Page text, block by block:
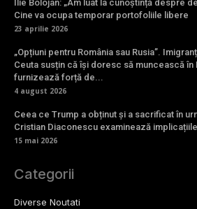
Ilie Bolojan: „Am luat la cunoștință despre
Cine va ocupa temporar portofoliile libere
23 aprilie 2026
„Opțiuni pentru România sau Rusia”.
Ceuta susțin că își doresc să muncească în
furnizează forță de...
4 august 2026
Ceea ce Trump a obținut și a sacrificat în
Cristian Diaconescu examinează
15 mai 2026
Categorii
Diverse Noutati